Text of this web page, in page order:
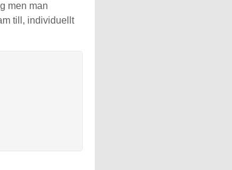
men man
till, individuellt